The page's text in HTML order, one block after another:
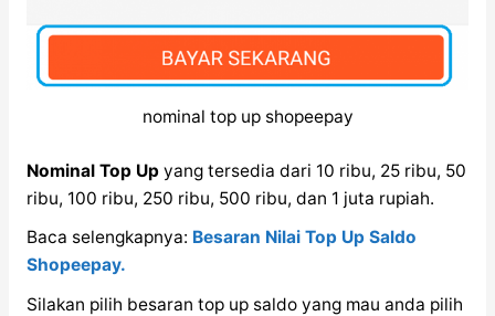
nominal top up shopeepay
Nominal Top Upyang tersedia dari 10 ribu, 25 ribu, 50
ribu, 100 ribu, 250 ribu, 500 ribu, dan 1 juta rupiah.
Baca selengkapnya: Besaran Nilai Top Up Saldo
Shopeepay.
Silakan pilih besaran top up saldo yang mau anda pilih